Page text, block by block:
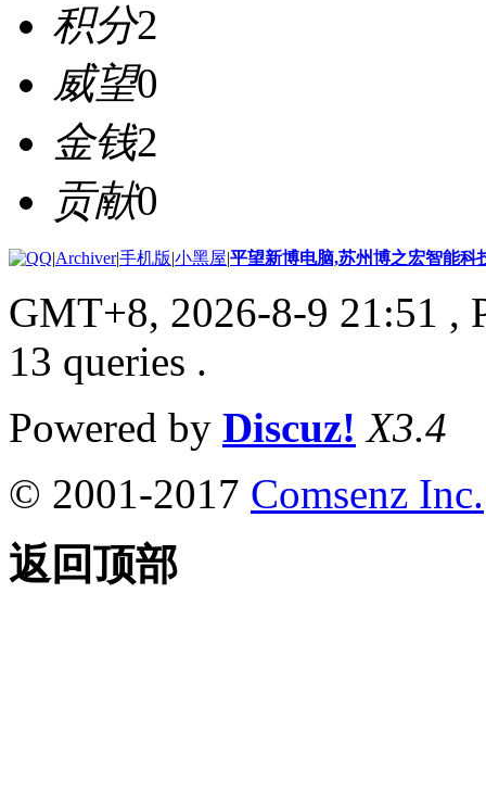
积分2
威望0
金钱2
贡献0
|Archiver|手机版|小黑屋|平望新博电脑,苏州博之宏智能科
GMT+8, 2026-8-9 21:51 ,
13 queries .
Powered by Discuz! X3.4
© 2001-2017 Comsenz Inc.
返回顶部